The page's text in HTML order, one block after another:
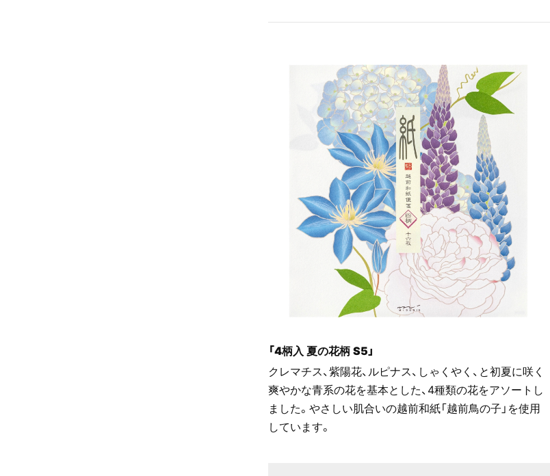
「4柄入 夏の花柄 S5」
クレマチス、紫陽花、ルピナス、しゃくやく、と初夏に咲く
爽やかな青系の花を基本とした、4種類の花をアソートし
ました。やさしい肌合いの越前和紙「越前鳥の子」を使用
しています。